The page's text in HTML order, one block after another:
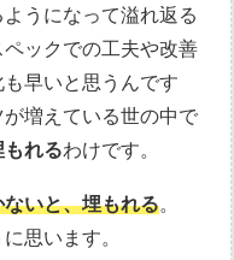
うになって溢れ返る
ックでの工夫や改善
早いと思うんです
増えている世の中で
れるわけです。
いと、埋もれる。
思います。